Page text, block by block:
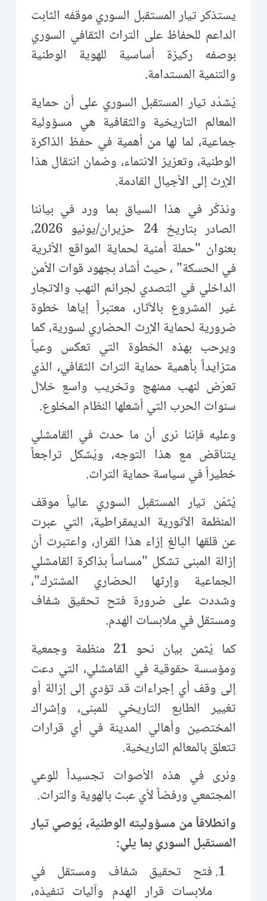
يستذكر تيار المستقبل السوري موقفه الثابت
الداعم للحفاظ على التراث الثقافي السوري
بوصفه ركيزة أساسية للهوية الوطنية
والتنمية المستدامة.
يُشدّد تيار المستقبل السوري على أن حماية
المعالم التاريخية والثقافية هي مسؤولية
جماعية، لما لها من أهمية في حفظ الذاكرة
الوطنية، وتعزيز الانتماء، وضمان انتقال هذا
الإرث إلى الأجيال القادمة.
ونذكّر في هذا السياق بما ورد في بياننا
الصادر بتاريخ 24 حزيران/يونيو 2026،
بعنوان "حملة أمنية لحماية المواقع الأثرية
في الحسكة" ، حيث أشاد بجهود قوات الأمن
الداخلي في التصدي لجرائم النهب والاتجار
غير المشروع بالآثار، معتبراً إياها خطوة
ضرورية لحماية الإرث الحضاري لسورية، كما
ويرحب بهذه الخطوة التي تعكس وعياً
متزايداً بأهمية حماية التراث الثقافي، الذي
تعرّض لنهب ممنهج وتخريب واسع خلال
سنوات الحرب التي أشعلها النظام المخلوع.
وعليه فإننا نرى أن ما حدث في القامشلي
يتناقض مع هذا التوجه، ويُشكل تراجعاً
خطيراً في سياسة حماية التراث.
يُثمّن تيار المستقبل السوري عالياً موقف
المنظمة الآثورية الديمقراطية، التي عبرت
عن قلقها البالغ إزاء هذا القرار، واعتبرت أن
إزالة المبنى تشكل "مساساً بذاكرة القامشلي
الجماعية وإرثها الحضاري المشترك"،
وشددت على ضرورة فتح تحقيق شفاف
ومستقل في ملابسات الهدم.
كما يُثمن بيان نحو 21 منظمة وجمعية
ومؤسسة حقوقية في القامشلي، التي دعت
إلى وقف أي إجراءات قد تؤدي إلى إزالة أو
تغيير الطابع التاريخي للمبنى، وإشراك
المختصين وأهالي المدينة في أي قرارات
تتعلق بالمعالم التاريخية.
ونرى في هذه الأصوات تجسيداً للوعي
المجتمعي ورفضاً لأي عبث بالهوية والتراث.
وانطلاقاً من مسؤوليته الوطنية، يُوصي تيار
المستقبل السوري بما يلي:
فتح تحقيق شفاف ومستقل في
ملابسات قرار الهدم وآليات تنفيذه،